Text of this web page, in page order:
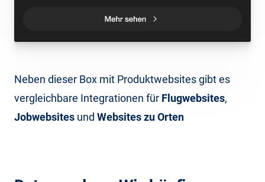
Neben dieser Box mit Produktwebsites gibt es
vergleichbare Integrationen für Flugwebsites,
Jobwebsites und Websites zu Orten